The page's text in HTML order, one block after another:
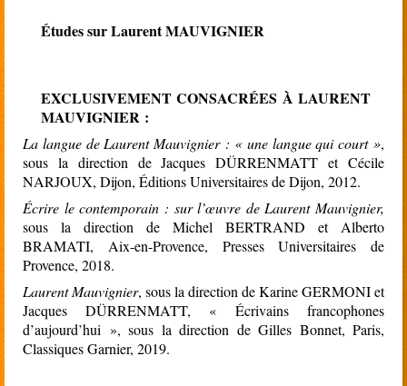
Études sur Laurent MAUVIGNIER
EXCLUSIVEMENT CONSACRÉES À LAURENT
MAUVIGNIER :
La langue de Laurent Mauvignier : « une langue qui court »,
sous la direction de Jacques DÜRRENMATT et Cécile
NARJOUX, Dijon, Éditions Universitaires de Dijon, 2012.
Écrire le contemporain : sur l’œuvre de Laurent Mauvignier,
sous la direction de Michel BERTRAND et Alberto
BRAMATI, Aix-en-Provence, Presses Universitaires de
Provence, 2018.
Laurent Mauvignier, sous la direction de Karine GERMONI et
Jacques DÜRRENMATT, « Écrivains francophones
d’aujourd’hui », sous la direction de Gilles Bonnet, Paris,
Classiques Garnier, 2019.